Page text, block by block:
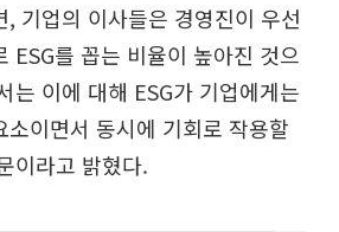
, 기업의 이사들은 경영진이 우선
ESG를 꼽는 비율이 높아진 것으
는 이에 대해 ESG가 기업에게는
이면서 동시에 기회로 작용할
이라고 밝혔다.